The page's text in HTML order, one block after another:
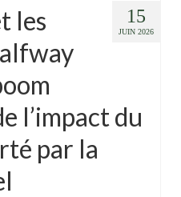
15
JUIN 2026
les
l’impact du
par la